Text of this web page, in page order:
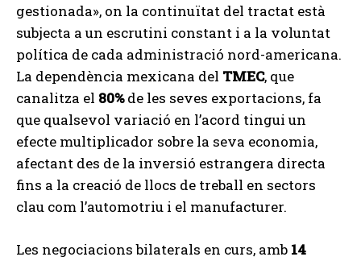
gestionada», on la continuïtat del tractat està
subjecta a un escrutini constant i a la voluntat
política de cada administració nord-americana.
La dependència mexicana del TMEC, que
canalitza el 80%de les seves exportacions, fa
que qualsevol variació en l’acord tingui un
efecte multiplicador sobre la seva economia,
afectant des de la inversió estrangera directa
fins a la creació de llocs de treball en sectors
clau com l’automotriu i el manufacturer.
Les negociacions bilaterals en curs, amb 14